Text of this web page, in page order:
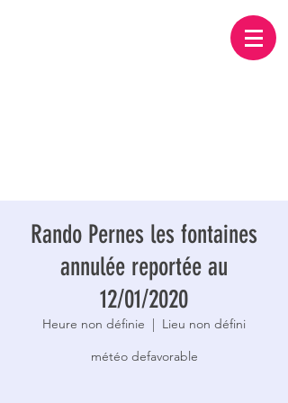
Rando Pernes les fontaines
annulée reportée au
12/01/2020
Heure non définie
  |
Lieu non défini
météo defavorable